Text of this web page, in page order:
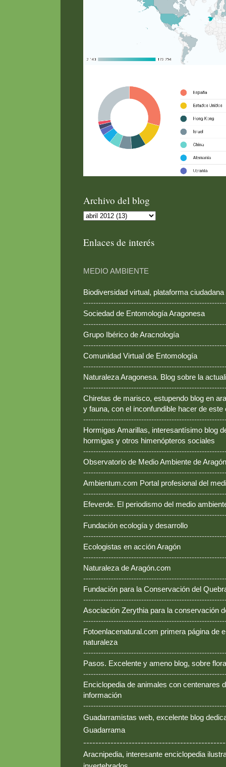
Archivo del blog
Enlaces de interés
MEDIO AMBIENTE
Biodiversidad virtual, plataforma ciudadana
Sociedad de Entomología Aragonesa
Grupo Ibérico de Aracnología
Comunidad Virtual de Entomología
Naturaleza Aragonesa. Blog sobre la
Chiretas de marisco, estupendo blog en
y fauna, con el inconfundible hacer de este
Hormigas Amarillas, interesantísimo blog
hormigas y otros himenópteros sociales
Observatorio de Medio Ambiente de Aragón
Ambientum.com Portal profesional del
Efeverde. El periodismo del medio
Fundación ecología y desarrollo
Ecologistas en acción Aragón
Naturaleza de Aragón.com
Fundación para la Conservación del
Asociación Zerythia para la conservación
Fotoenlacenatural.com primera página de
naturaleza
Pasos. Excelente y ameno blog, sobre
Enciclopedia de animales con centenares
información
Guadarramistas web, excelente blog
Guadarrama
Aracnipedia, interesante enciclopedia